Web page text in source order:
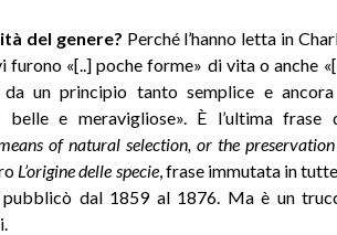
del genere? Perché l’hanno letta in
«[..] poche forme» di vita o anche
un principio tanto semplice e
e meravigliose». È l’ultima frase
of natural selection, or the
L’origine delle specie, frase immutata in
dal 1859 al 1876. Ma è un